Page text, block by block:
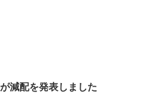
減配を発表しました